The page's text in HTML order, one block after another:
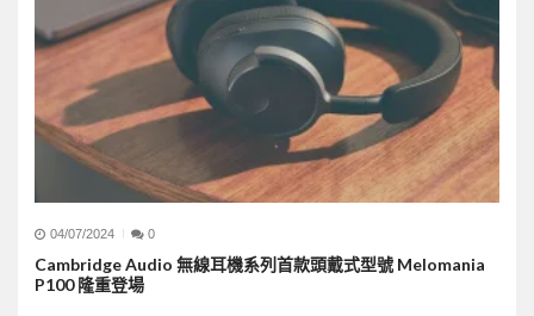
04/07/2024 0
Cambridge Audio 無線耳機系列首款頭戴式型號 Melomania
P100 隆重登場